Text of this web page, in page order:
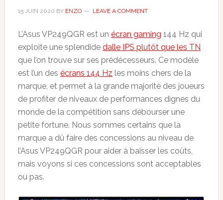
15 JUIN 2020 BY ENZO LEAVE A COMMENT
L’Asus VP249QGR est un écran gaming 144 Hz qui
exploite une splendide dalle IPS plutôt que les TN
que l’on trouve sur ses prédécesseurs. Ce modèle
est l’un des écrans 144 Hz les moins chers de la
marque, et permet à la grande majorité des joueurs
de profiter de niveaux de performances dignes du
monde de la compétition sans débourser une
petite fortune. Nous sommes certains que la
marque a dû faire des concessions au niveau de
l’Asus VP249QGR pour aider à baisser les coûts,
mais voyons si ces concessions sont acceptables
ou pas.